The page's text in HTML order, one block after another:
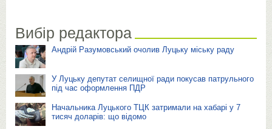
Вибір редактора
Андрій Разумовський очолив Луцьку міську раду
У Луцьку депутат селищної ради покусав патрульного
під час оформлення ПДР
Начальника Луцького ТЦК затримали на хабарі у 7
тисяч доларів: що відомо